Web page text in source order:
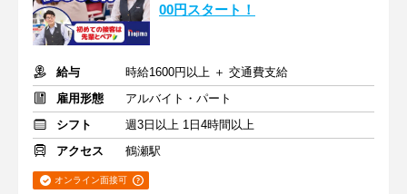
00円スタート！
給与
時給1600円以上 ＋ 交通費支給
雇用形態
アルバイト・パート
シフト
週3日以上 1日4時間以上
アクセス
鶴瀬駅
オンライン面接可